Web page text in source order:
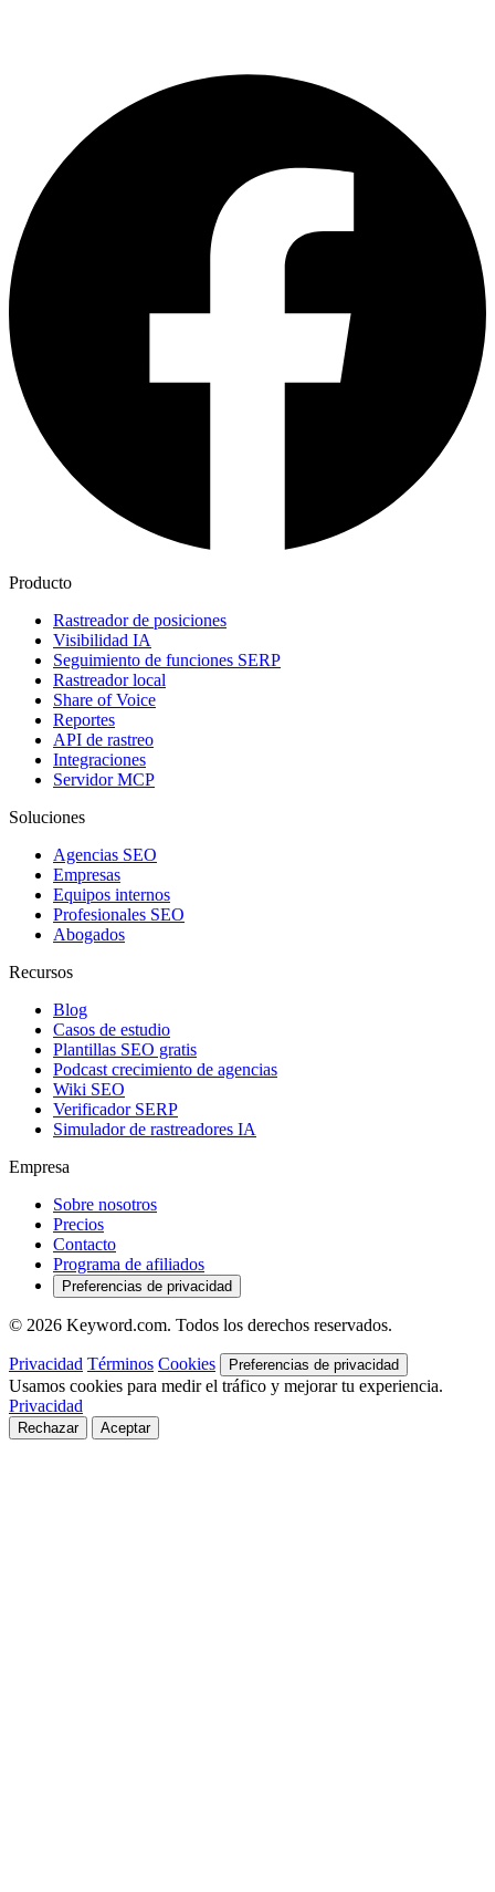
Producto
Rastreador de posiciones
Visibilidad IA
Seguimiento de funciones SERP
Rastreador local
Share of Voice
Reportes
API de rastreo
Integraciones
Servidor MCP
Soluciones
Agencias SEO
Empresas
Equipos internos
Profesionales SEO
Abogados
Recursos
Blog
Casos de estudio
Plantillas SEO gratis
Podcast crecimiento de agencias
Wiki SEO
Verificador SERP
Simulador de rastreadores IA
Empresa
Sobre nosotros
Precios
Contacto
Programa de afiliados
Preferencias de privacidad
© 2026 Keyword.com. Todos los derechos reservados.
Privacidad Términos Cookies Preferencias de privacidad
Usamos cookies para medir el tráfico y mejorar tu experiencia.
Privacidad
Rechazar Aceptar